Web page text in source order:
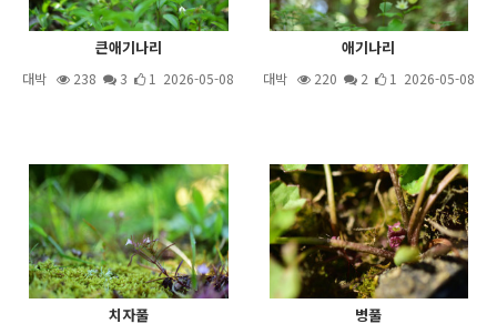
큰애기나리
대박 238 3 1 2026-05-08
애기나리
대박 220 2 1 2026-05-08
치자풀 병풀